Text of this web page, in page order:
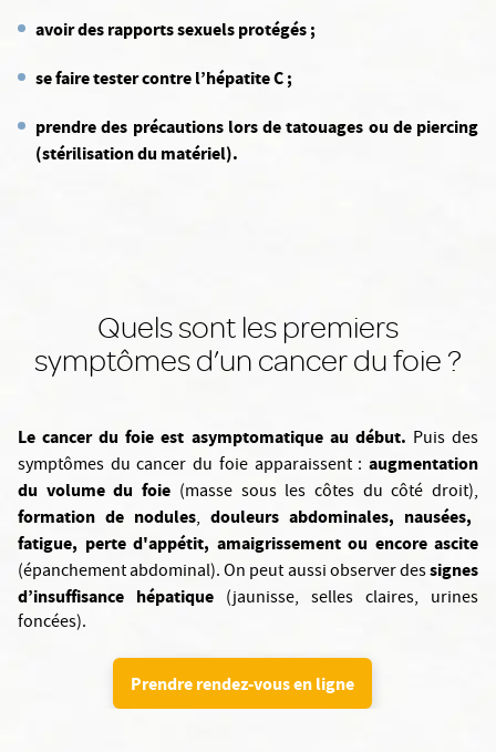
avoir des rapports sexuels protégés ;
se faire tester contre l’hépatite C ;
prendre des précautions lors de tatouages ou de piercing
(stérilisation du matériel).
Quels sont les premiers
symptômes d’un cancer du foie ?
Le cancer du foie est asymptomatique au début. Puis des
symptômes du cancer du foie apparaissent : augmentation
du volume du foie (masse sous les côtes du côté droit),
formation de nodules, douleurs abdominales, nausées,
fatigue, perte d'appétit, amaigrissement ou encore ascite
(épanchement abdominal). On peut aussi observer dessignes
d’insuffisance hépatique (jaunisse, selles claires, urines
foncées).
Prendre rendez-vous en ligne